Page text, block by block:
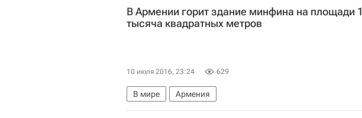
В Армении горит здание минфина на площади 1
тысяча квадратных метров
10 июля 2016, 23:24 629
В мире Армения